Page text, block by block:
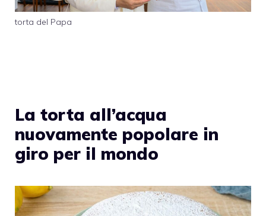
torta del Papa
La torta all’acqua
nuovamente popolare in
giro per il mondo